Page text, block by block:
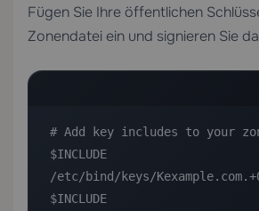
Fügen Sie Ihre öffentlichen
Zonendatei ein und signieren Sie
# Add key includes to your
$INCLUDE
/etc/bind/keys/
$INCLUDE